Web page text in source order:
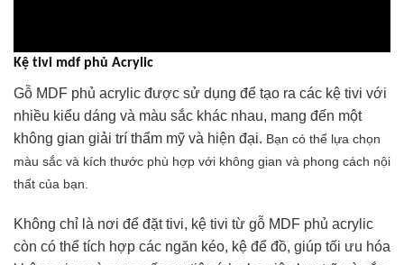
Kệ tivi mdf phủ Acrylic
Gỗ MDF phủ acrylic được sử dụng để tạo ra các kệ tivi với
nhiều kiểu dáng và màu sắc khác nhau, mang đến một
không gian giải trí thẩm mỹ và hiện đại. Bạn có thể lựa chọn
màu sắc và kích thước phù hợp với không gian và phong cách nội
thất của bạn.
Không chỉ là nơi để đặt tivi, kệ tivi từ gỗ MDF phủ acrylic
còn có thể tích hợp các ngăn kéo, kệ để đồ, giúp tối ưu hóa